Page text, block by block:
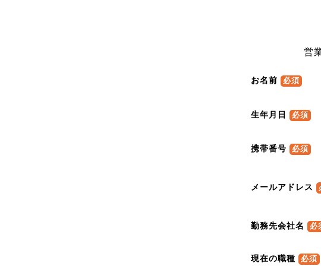
営
お名前 必須
生年月日 必須
携帯番号 必須
メールアドレス
勤務先会社名 必
現在の職種 必須